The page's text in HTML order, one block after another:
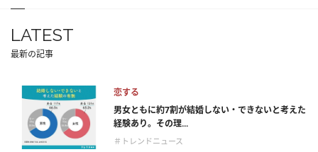
LATEST
最新の記事
恋する
男女ともに約7割が結婚しない・できないと考えた
経験あり。その理...
＃トレンドニュース